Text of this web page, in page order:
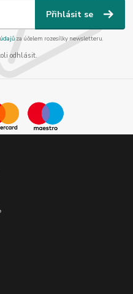
Přihlásit se
za účelem rozesílky newsletteru.
odhlásit.